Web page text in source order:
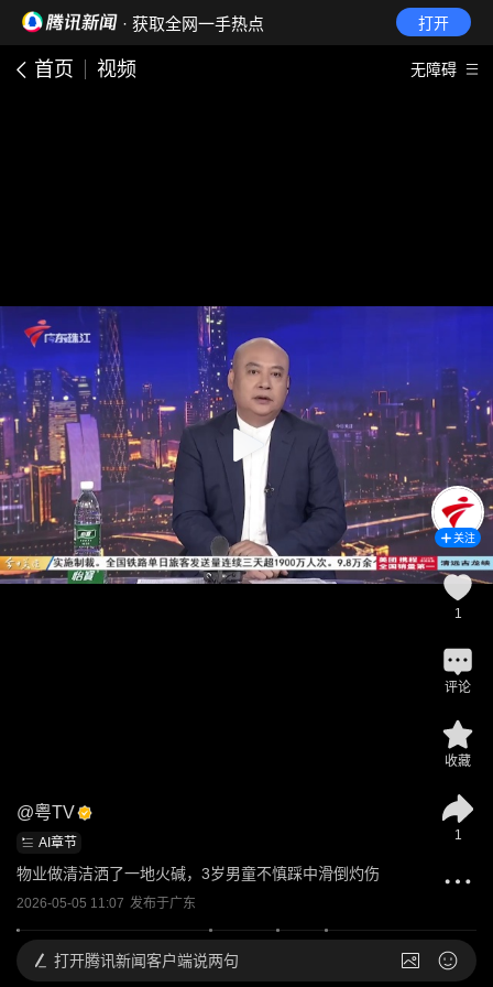
· 获取全网一手热点 打开
首页 视频 无障碍
@粤TV
AI章节
物业做清洁洒了一地火碱，3岁男童不慎踩中滑倒灼伤
2026-05-05 11:07 发布于广东
关注
1
评论
收藏
1
打开腾讯新闻客户端说两句